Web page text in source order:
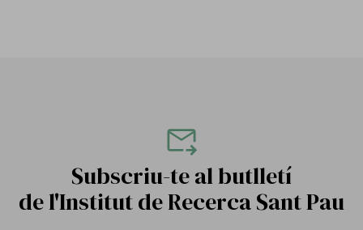
Subscriu-te al butlletí
de l'Institut de Recerca Sant Pau